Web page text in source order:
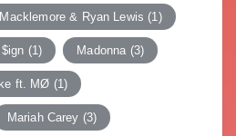
Macklemore & Ryan Lewis (1)
(1) Madonna (3)
ft. MØ (1)
Mariah Carey (3)